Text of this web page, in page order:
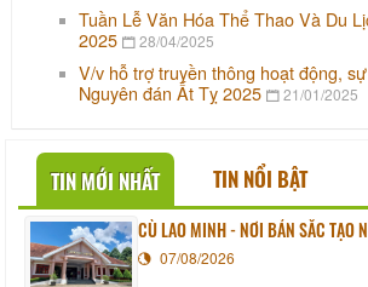
Tuần Lễ Văn Hóa Thể Thao Và Du
2025
28/04/2025
V/v hỗ trợ truyền thông hoạt động,
Nguyên đán Ất Tỵ 2025
21/01/2025
TIN MỚI NHẤT TIN NỔI BẬT
CÙ LAO MINH - NƠI BẢN SẮC TẠO
07/08/2026